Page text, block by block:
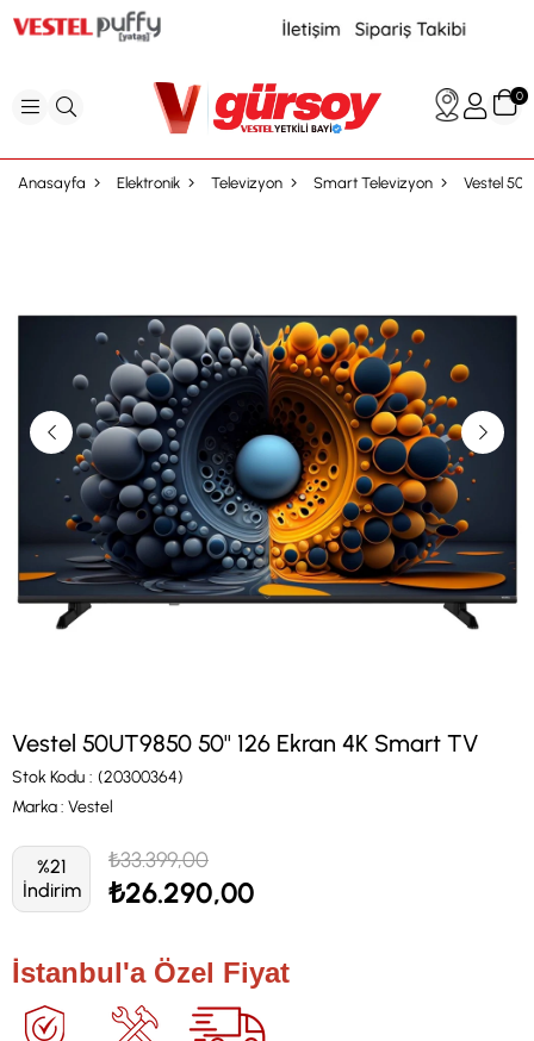
0
Anasayfa Elektronik Televizyon Smart Televizyon Vestel
Vestel 50UT9850 50'' 126 Ekran 4K Smart TV
Stok Kodu
(20300364)
Marka: Vestel
%21
İndirim
₺33.399,00
₺26.290,00
İstanbul'a Özel Fiyat